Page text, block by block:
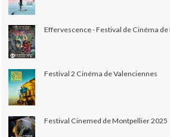
Effervescence - Festival de Cinéma
Festival 2 Cinéma de Valenciennes
Festival Cinemed de Montpellier 2025